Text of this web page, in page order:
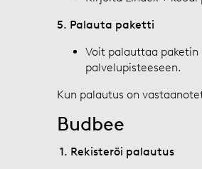
5. Palauta paketti
Voit palauttaa paketin
palvelupisteeseen.
Kun palautus on
Budbee
1. Rekisteröi palautus